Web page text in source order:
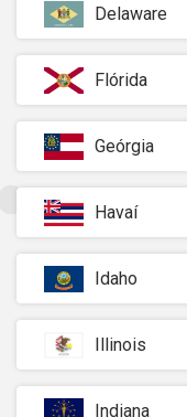
Delaware
Flórida
Geórgia
Havaí
Idaho
Illinois
Indiana